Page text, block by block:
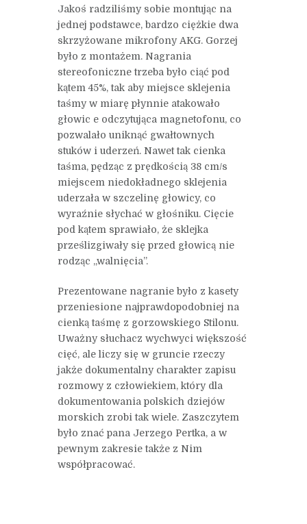
Jakoś radziliśmy sobie montując na
jednej podstawce, bardzo ciężkie dwa
skrzyżowane mikrofony AKG. Gorzej
było z montażem. Nagrania
stereofoniczne trzeba było ciąć pod
kątem 45%, tak aby miejsce sklejenia
taśmy w miarę płynnie atakowało
głowic e odczytująca magnetofonu, co
pozwalało uniknąć gwałtownych
stuków i uderzeń. Nawet tak cienka
taśma, pędząc z prędkością 38 cm/s
miejscem niedokładnego sklejenia
uderzała w szczelinę głowicy, co
wyraźnie słychać w głośniku. Cięcie
pod kątem sprawiało, że sklejka
prześlizgiwały się przed głowicą nie
rodząc „walnięcia”.
Prezentowane nagranie było z kasety
przeniesione najprawdopodobniej na
cienką taśmę z gorzowskiego Stilonu.
Uważny słuchacz wychwyci większość
cięć, ale liczy się w gruncie rzeczy
jakże dokumentalny charakter zapisu
rozmowy z człowiekiem, który dla
dokumentowania polskich dziejów
morskich zrobi tak wiele. Zaszczytem
było znać pana Jerzego Pertka, a w
pewnym zakresie także z Nim
współpracować.